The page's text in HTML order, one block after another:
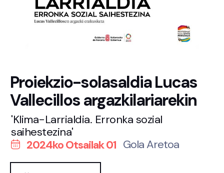
Proiekzio-solasaldia Lucas
Vallecillos argazkilariarekin
'Klima-Larrialdia. Erronka sozial
saihestezina'
2024ko Otsailak 01 Gola Aretoa